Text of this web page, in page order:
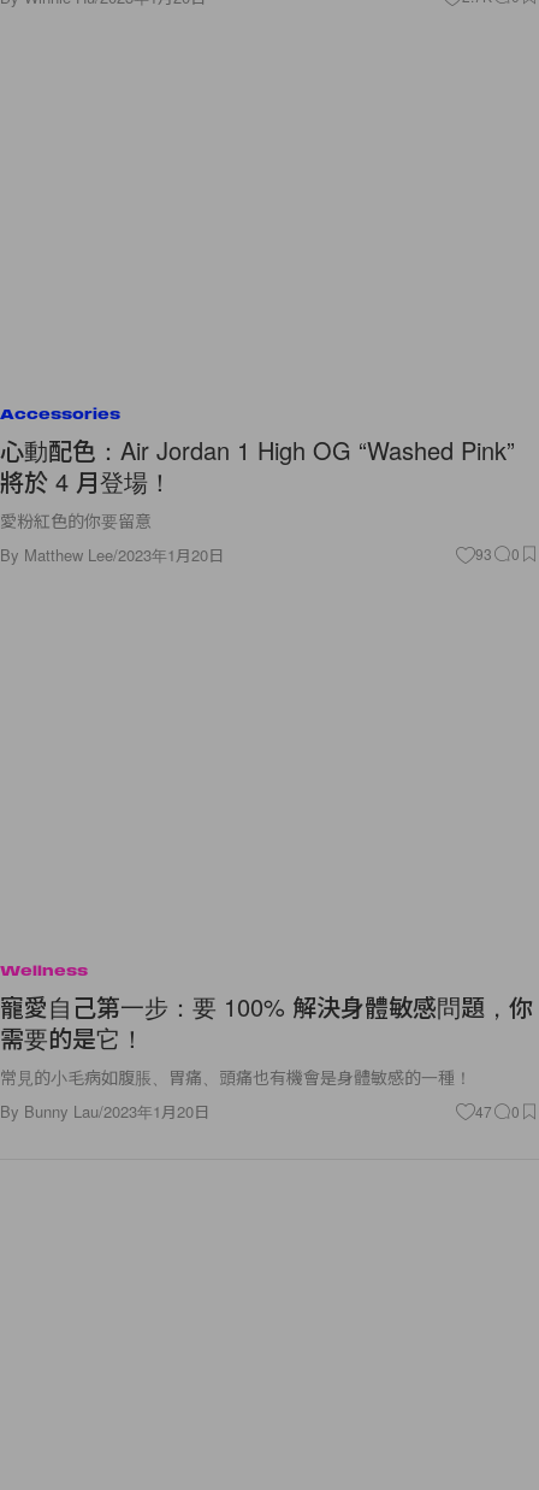
Accessories
心動配色：Air Jordan 1 High OG “Washed Pink”
將於 4 月登場！
愛粉紅色的你要留意
By Matthew Lee/2023年1月20日 93 0
Wellness
寵愛自己第一步：要 100% 解決身體敏感問題，你
需要的是它！
常見的小毛病如腹脹、胃痛、頭痛也有機會是身體敏感的一種！
By Bunny Lau/2023年1月20日 47 0